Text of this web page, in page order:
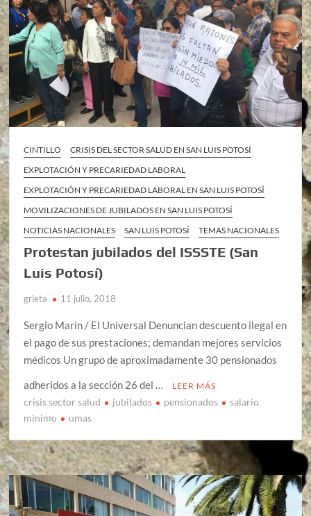
CINTILLO
CRISIS DEL SECTOR SALUD EN SAN LUIS POTOSÍ
EXPLOTACIÓN Y PRECARIEDAD LABORAL
EXPLOTACIÓN Y PRECARIEDAD LABORAL EN SAN LUIS POTOSÍ
MOVILIZACIONES DE JUBILADOS EN SAN LUIS POTOSÍ
NOTICIAS NACIONALES
SAN LUIS POTOSÍ TEMAS NACIONALES
Protestan jubilados del ISSSTE (San
Luis Potosí)
grieta 11 julio, 2018
Sergio Marín / El Universal Denuncian descuento ilegal en
el pago de sus prestaciones; demandan mejores servicios
médicos Un grupo de aproximadamente 30 pensionados
adheridos a la sección 26 del …
LEER MÁS
crisis sector salud jubilados pensionados
salario
minimo
umas